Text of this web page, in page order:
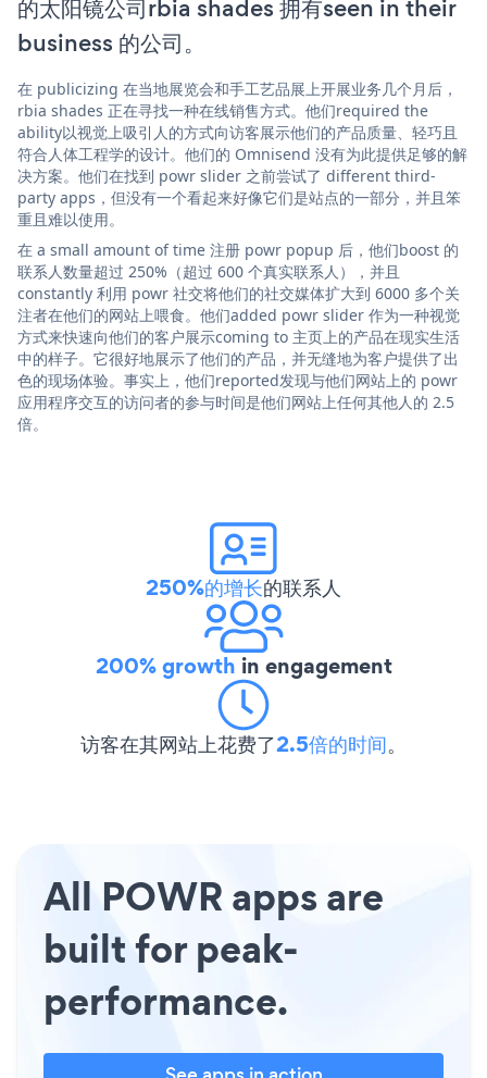
的太阳镜公司rbia shades 拥有seen in their
business 的公司。
在 publicizing 在当地展览会和手工艺品展上开展业务几个月后，
rbia shades 正在寻找一种在线销售方式。他们required the
ability以视觉上吸引人的方式向访客展示他们的产品质量、轻巧且
符合人体工程学的设计。他们的 Omnisend 没有为此提供足够的解
决方案。他们在找到 powr slider 之前尝试了 different third-
party apps，但没有一个看起来好像它们是站点的一部分，并且笨
重且难以使用。
在 a small amount of time 注册 powr popup 后，他们boost 的
联系人数量超过 250%（超过 600 个真实联系人），并且
constantly 利用 powr 社交将他们的社交媒体扩大到 6000 多个关
注者在他们的网站上喂食。他们added powr slider 作为一种视觉
方式来快速向他们的客户展示coming to 主页上的产品在现实生活
中的样子。它很好地展示了他们的产品，并无缝地为客户提供了出
色的现场体验。事实上，他们reported发现与他们网站上的 powr
应用程序交互的访问者的参与时间是他们网站上任何其他人的 2.5
倍。
250%的增长的联系人
200% growth in engagement
访客在其网站上花费了2.5倍的时间。
All POWR apps are
built for peak-
performance.